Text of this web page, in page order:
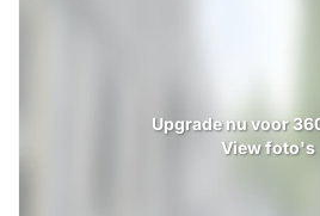
Upgrade nu voor
View foto's